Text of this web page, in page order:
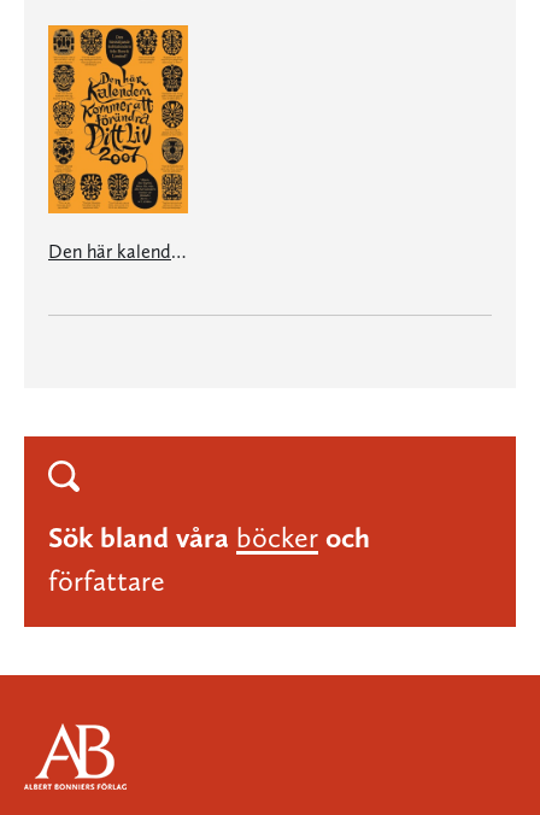
Den här kalendern kommer att förändra ditt liv 2007
Sök bland våra böcker och
författare